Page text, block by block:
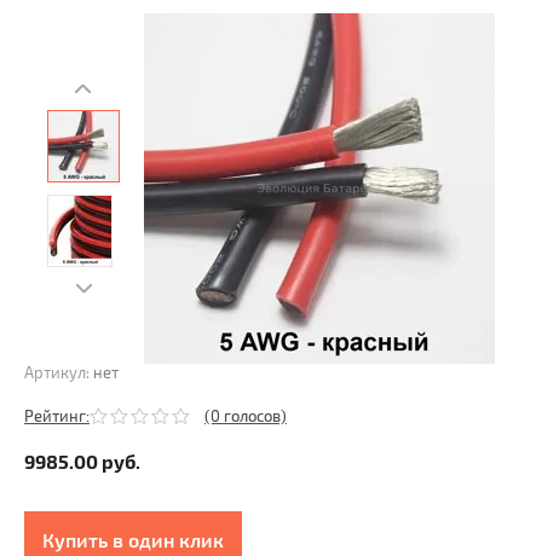
Артикул: нет
Рейтинг: (0 голосов)
9985.00 руб.
Купить в один клик